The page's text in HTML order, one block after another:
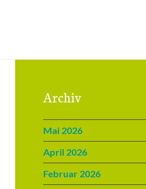
Archiv
Mai 2026
April 2026
Februar 2026